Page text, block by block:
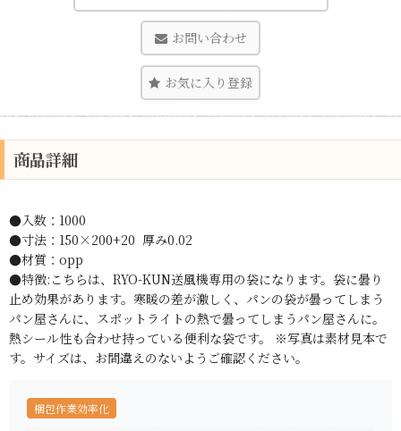
お問い合わせ
お気に入り登録
商品詳細
●入数：1000
●寸法：150×200+20 厚み0.02
●材質：opp
●特徴:こちらは、RYO-KUN送風機専用の袋になります。袋に曇り
止め効果があります。寒暖の差が激しく、パンの袋が曇ってしまう
パン屋さんに、スポットライトの熱で曇ってしまうパン屋さんに。
熱シール性も合わせ持っている便利な袋です。 ※写真は素材見本で
す。サイズは、お間違えのないようご確認ください。
梱包作業効率化